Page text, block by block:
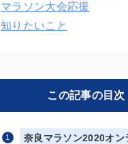
マラソン大会応援
知りたいこと
この記事の目次
奈良マラソン2020オン